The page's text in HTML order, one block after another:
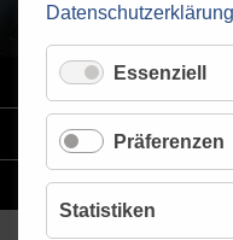
STAHLFLEX-
Datenschutzerklärung
Essenziell
Präferenzen
Statistiken